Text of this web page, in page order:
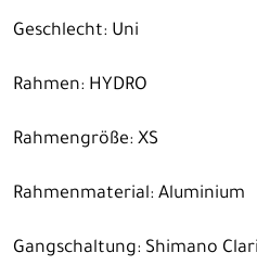
Geschlecht: Uni
Rahmen: HYDRO
Rahmengröße: XS
Rahmenmaterial: Aluminium
Gangschaltung: Shimano